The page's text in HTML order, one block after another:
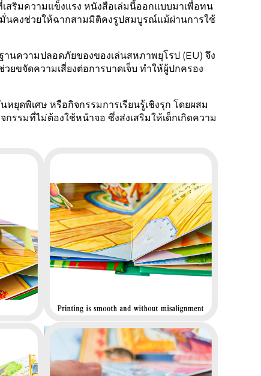
ริมความแข็งแรง หนังสือเล่มนี้ออกแบบมาเพื่อทน
มั่นคงช่วยให้ฉากสามมิติคงรูปสมบูรณ์แม้ผ่านการใช้
นความปลอดภัยของของเล่นสหภาพยุโรป (EU) จึง
ยขจัดความเสี่ยงต่อการบาดเจ็บ ทำให้ผู้ปกครอง
ดพิเศษ หรือกิจกรรมการเรียนรู้เชิงรุก โดยผสม
รรมที่ไม่ต้องใช้หน้าจอ ซึ่งส่งเสริมให้เด็กเกิดความ